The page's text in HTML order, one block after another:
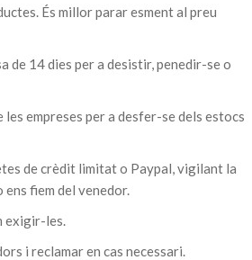
És millor parar esment al preu
de 14 dies per a desistir, penedir-se o
empreses per a desfer-se dels estocs
de crèdit limitat o Paypal, vigilant la
fiem del venedor.
exigir-les.
i reclamar en cas necessari.